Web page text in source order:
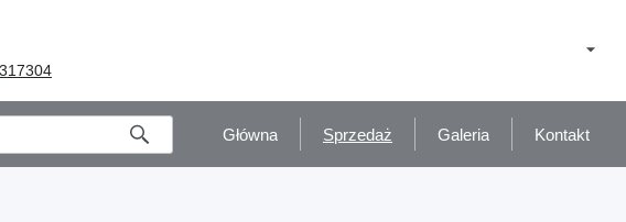
Główna Sprzedaż Galeria Kontakt